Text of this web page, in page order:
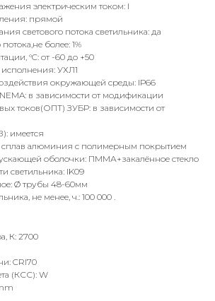
электрическим током: I
прямой
светового потока светильника: да
более: 1%
°C: от -60 до +50
УХЛ1
окружающей среды: IР66
в зависимости от модификации
токов(ОПТ) ЗУБР: в зависимости от
имеется
сплав алюминия с полимерным покрытием
оболочки: ПММА+закалённое стекло
светильника: IK09
Ø трубы 48-60мм
не менее, ч.: 100 000 .
К: 2700
CRI70
(КСС): W